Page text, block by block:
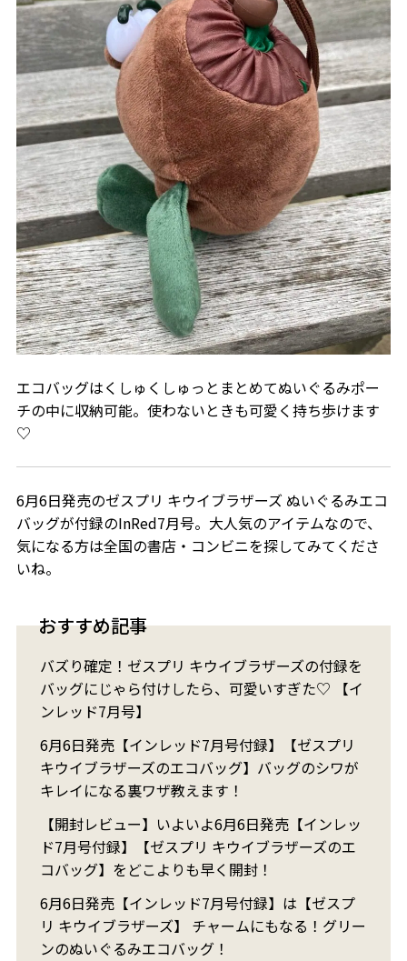
エコバッグはくしゅくしゅっとまとめてぬいぐるみポー
チの中に収納可能。使わないときも可愛く持ち歩けます
♡
6月6日発売のゼスプリ キウイブラザーズ ぬいぐるみエコ
バッグが付録のInRed7月号。大人気のアイテムなので、
気になる方は全国の書店・コンビニを探してみてくださ
いね。
おすすめ記事
バズり確定！ゼスプリ キウイブラザーズの付録を
バッグにじゃら付けしたら、可愛いすぎた♡ 【イ
ンレッド7月号】
6月6日発売【インレッド7月号付録】【ゼスプリ
キウイブラザーズのエコバッグ】バッグのシワが
キレイになる裏ワザ教えます！
【開封レビュー】いよいよ6月6日発売【インレッ
ド7月号付録】【ゼスプリ キウイブラザーズのエ
コバッグ】をどこよりも早く開封！
6月6日発売【インレッド7月号付録】は【ゼスプ
リ キウイブラザーズ】 チャームにもなる！グリー
ンのぬいぐるみエコバッグ！